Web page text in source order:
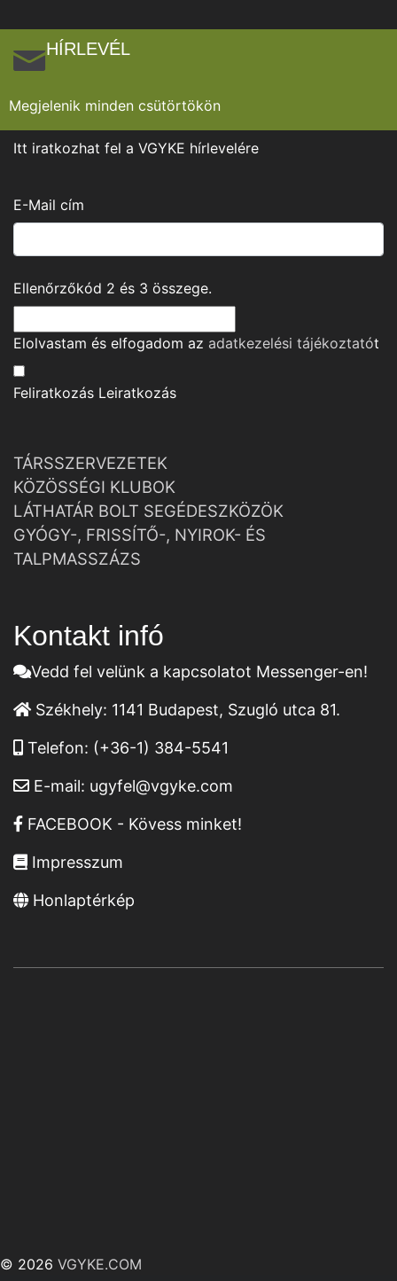
HÍRLEVÉL
Megjelenik minden csütörtökön
Itt iratkozhat fel a VGYKE hírlevelére
E-Mail cím
Ellenőrzőkód 2 és 3 összege.
Elolvastam és elfogadom az adatkezelési tájékoztatót
Feliratkozás Leiratkozás
TÁRSSZERVEZETEK
KÖZÖSSÉGI KLUBOK
LÁTHATÁR BOLT SEGÉDESZKÖZÖK
GYÓGY-, FRISSÍTŐ-, NYIROK- ÉS
TALPMASSZÁZS
Kontakt infó
Vedd fel velünk a kapcsolatot Messenger-en!
Székhely: 1141 Budapest, Szugló utca 81.
Telefon: (+36-1) 384-5541
E-mail: ugyfel@vgyke.com
FACEBOOK - Kövess minket!
Impresszum
Honlaptérkép
© 2026 VGYKE.COM